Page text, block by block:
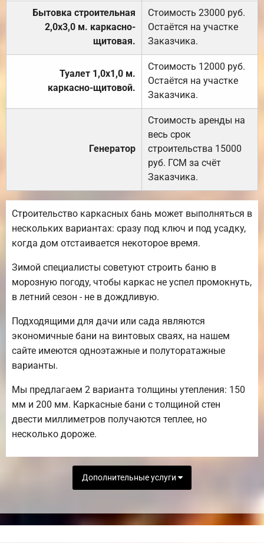
Бытовка строительная
2,0х3,0 м. каркасно-
щитовая.
Стоимость 23000 руб.
Остаётся на участке
Заказчика.
Туалет 1,0х1,0 м.
каркасно-щитовой.
Стоимость 12000 руб.
Остаётся на участке
Заказчика.
Генератор
Стоимость аренды на
весь срок
строительства 15000
руб. ГСМ за счёт
Заказчика.
Строительство каркасных бань может выполняться в
нескольких вариантах: сразу под ключ и под усадку,
когда дом отстаивается некоторое время.
Зимой специалисты советуют строить баню в
морозную погоду, чтобы каркас не успел промокнуть,
в летний сезон - не в дождливую.
Подходящими для дачи или сада являются
экономичные бани на винтовых сваях, на нашем
сайте имеются одноэтажные и полуторатажные
варианты.
Мы предлагаем 2 варианта толщины утепления: 150
мм и 200 мм. Каркасные бани с толщиной стен
двести миллиметров получаются теплее, но
несколько дороже.
Дополнительные услуги